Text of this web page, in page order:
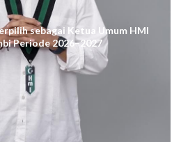
sebagai Ketua Umum HMI
Periode 2026–2027